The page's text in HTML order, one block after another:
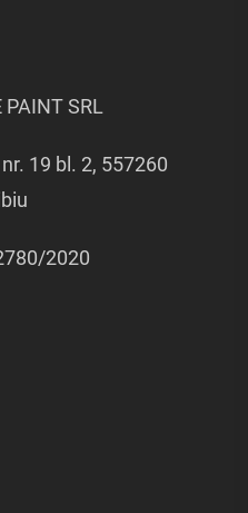
PAINT SRL
19 bl. 2, 557260
2020